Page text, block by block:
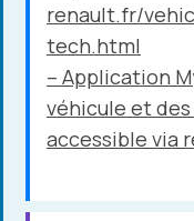
renault.fr/
tech.html
– Application
véhicule et
accessible via